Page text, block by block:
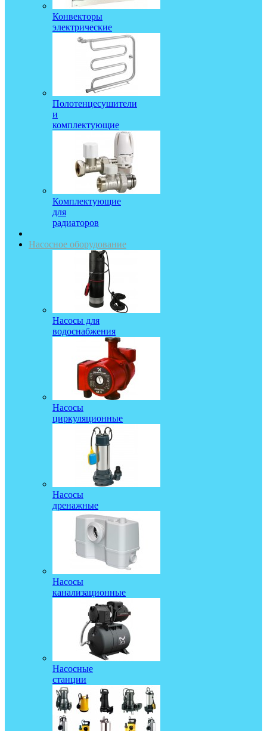
Конвекторы
электрические
Полотенцесушители
и
комплектующие
Комплектующие
для
радиаторов
Насосное оборудование
Насосы для
водоснабжения
Насосы
циркуляционные
Насосы
дренажные
Насосы
канализационные
Насосные
станции